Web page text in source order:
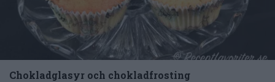
Chokladglasyr och chokladfrosting